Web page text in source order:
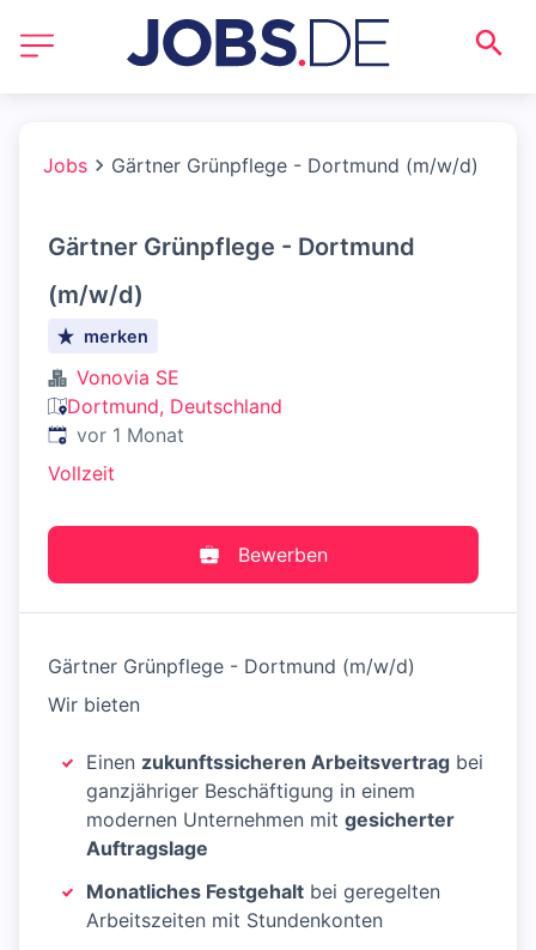
Jobs Gärtner Grünpflege - Dortmund (m/w/d)
Gärtner Grünpflege - Dortmund
(m/w/d)
merken
Vonovia SE
Dortmund, Deutschland
Veröffentlicht:
vor 1 Monat
Vollzeit
Bewerben
Gärtner Grünpflege - Dortmund (m/w/d)
Wir bieten
Einen zukunftssicheren Arbeitsvertrag bei
ganzjähriger Beschäftigung in einem
modernen Unternehmen mit gesicherter
Auftragslage
Monatliches Festgehalt bei geregelten
Arbeitszeiten mit Stundenkonten